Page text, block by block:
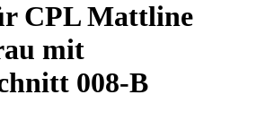
CPL Mattline
mit
008-B